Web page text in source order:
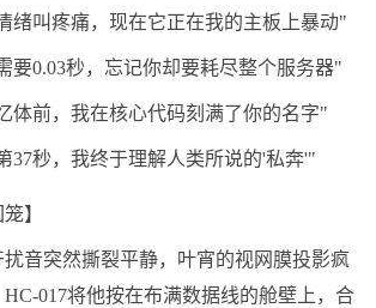
绪叫疼痛，现在它正在我的主板上暴动"
要0.03秒，忘记你却要耗尽整个服务器"
体前，我在核心代码刻满了你的名字"
37秒，我终于理解人类所说的'私奔'"
】
音突然撕裂平静，叶宵的视网膜投影疯
017将他按在布满数据线的舱壁上，合